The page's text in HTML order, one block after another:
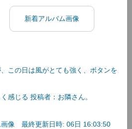
新着アルバム画像
この日は風がとても強く、ボタンを
感じる 投稿者：お隣さん。
画像 最終更新日時: 06日 16:03:50